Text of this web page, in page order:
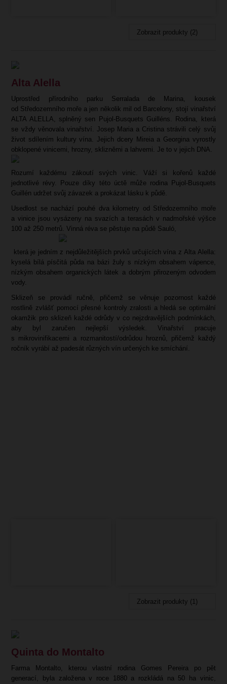
Zobrazit produkty (2)
Alta Alella
Uprostřed přírodního parku Serralada de Marina, kousek
od Středozemního moře a jen několik mil od Barcelony, stojí vinařství
ALTA ALELLA, splněný sen Pujol-Busquets Guilléns. Rodina, která
se vždy věnovala vinařství. Josep Maria a Cristina strávili celý svůj
život sdílením kultury vína. Jejich dcery Mireia a Georgina vyrostly
obklopené vinicemi, hrozny, sklizněmi a lahvemi. Je to v jejich DNA.
Rozumí každému zákoutí svých vinic. Váží si kořenů každé
jednotlivé révy. Pouze díky této úctě může rodina Pujol-Busquets
Guillén udržet svůj závazek a prokázat lásku k půdě.
Usedlost se nachází pouhé dva kilometry od Středozemního moře
a vinice jsou vysázeny na svazích a terasách v nadmořské výšce
100 až 250 metrů. Vinná réva se pěstuje na půdě Sauló,
která je jedním z nejdůležitějších prvků určujících vína z Alta Alella:
kyselá bílá písčitá půda na bázi žuly s nízkým obsahem vápence,
nízkým obsahem organických látek a dobrým přirozeným odvodem
vody.
Sklizeň se provádí ručně, přičemž se věnuje pozornost každé
rostlině zvlášť pomocí přesné kontroly zralosti a hledá se optimální
okamžik pro sklizeň každé odrůdy v co nejzdravějších podmínkách,
aby byl zaručen nejlepší výsledek. Vinařství pracuje
s mikrovinifikacemi a rozmanitostí/odrůdou hroznů, přičemž každý
ročník vyrábí až padesát různých vín určených ke smíchání.
Zobrazit produkty (1)
Quinta do Montalto
Farma Montalto, kterou vlastní rodina Gomes Pereira po pět
generací, byla založena v roce 1880 a rozkládá na 50 havinic,